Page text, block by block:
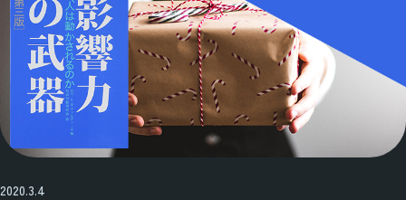
2020.3.4